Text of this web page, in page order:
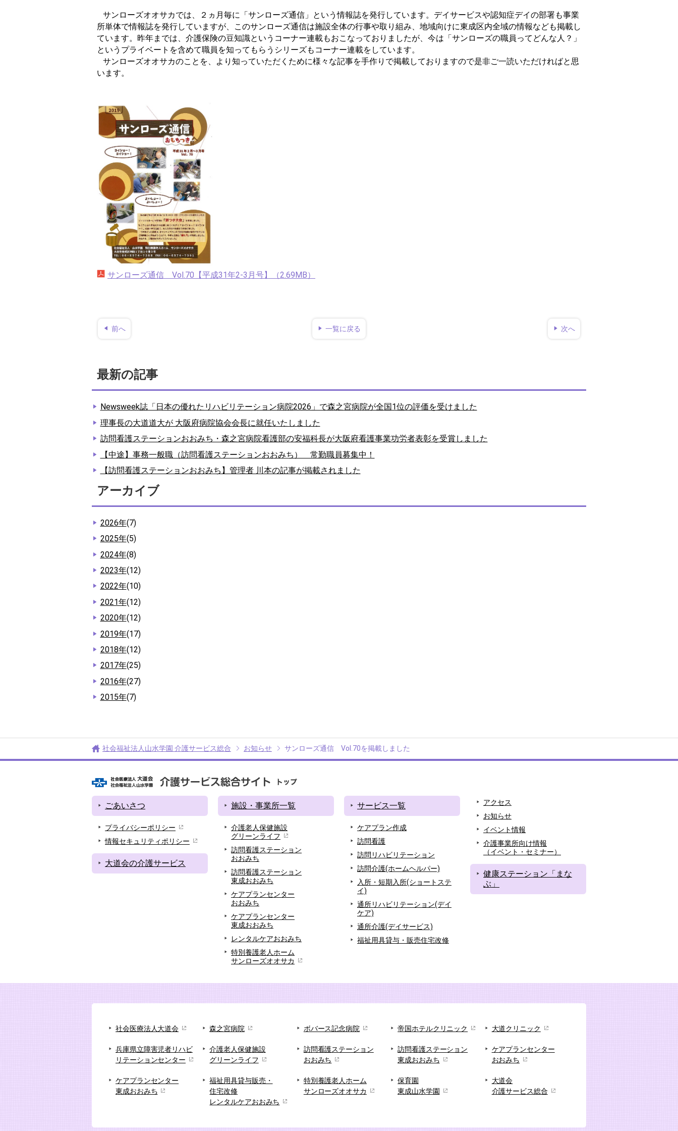
サンローズオオサカでは、２ヵ月毎に「サンローズ通信」という情報誌を発行しています。デイサービスや認知症デイの部署も事業
所単体で情報誌を発行していますが、このサンローズ通信は施設全体の行事や取り組み、地域向けに東成区内全域の情報なども掲載し
ています。昨年までは、介護保険の豆知識というコーナー連載もおこなっておりましたが、今は「サンローズの職員ってどんな人？」
というプライベートを含めて職員を知ってもらうシリーズもコーナー連載をしています。
サンローズオオサカのことを、より知っていただくために様々な記事を手作りで掲載しておりますので是非ご一読いただければと思
います。
サンローズ通信 Vol.70【平成31年2-3月号】（2.69MB）
前へ 一覧に戻る 次へ
最新の記事
Newsweek誌「日本の優れたリハビリテーション病院2026」で森之宮病院が全国1位の評価を受けました
理事長の大道道大が 大阪府病院協会会長に就任いたしました
訪問看護ステーションおおみち・森之宮病院看護部の安福科長が大阪府看護事業功労者表彰を受賞しました
【中途】事務一般職（訪問看護ステーションおおみち） 常勤職員募集中！
【訪問看護ステーションおおみち】管理者 川本の記事が掲載されました
アーカイブ
2026年(7)
2025年(5)
2024年(8)
2023年(12)
2022年(10)
2021年(12)
2020年(12)
2019年(17)
2018年(12)
2017年(25)
2016年(27)
2015年(7)
社会福祉法人山水学園 介護サービス総合 お知らせ サンローズ通信 Vol.70を掲載しました
ごあいさつ
プライバシーポリシー
情報セキュリティポリシー
大道会の介護サービス
施設・事業所一覧
介護老人保健施設
グリーンライフ
訪問看護ステーション
おおみち
訪問看護ステーション
東成おおみち
ケアプランセンター
おおみち
ケアプランセンター
東成おおみち
レンタルケアおおみち
特別養護老人ホーム
サンローズオオサカ
サービス一覧
ケアプラン作成
訪問看護
訪問リハビリテーション
訪問介護(ホームヘルパー)
入所・短期入所(ショートステ
イ)
通所リハビリテーション(デイ
ケア)
通所介護(デイサービス)
福祉用具貸与・販売住宅改修
アクセス
お知らせ
イベント情報
介護事業所向け情報
（イベント・セミナー）
健康ステーション「まな
ぶ」
社会医療法人大道会 森之宮病院 ボバース記念病院 帝国ホテルクリニック 大道クリニック
兵庫県立障害児者リハビ
リテーションセンター
介護老人保健施設
グリーンライフ
訪問看護ステーション
おおみち
訪問看護ステーション
東成おおみち
ケアプランセンター
おおみち
ケアプランセンター
東成おおみち
福祉用具貸与販売・
住宅改修
レンタルケアおおみち
特別養護老人ホーム
サンローズオオサカ
保育園
東成山水学園
大道会
介護サービス総合